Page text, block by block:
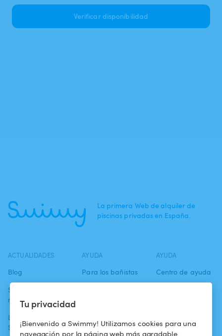
Tu privacidad
¡Bienvenido a Swimmy! Utilizamos cookies para una
navegación por la página web más agradable.
Verificar disponibilidad
La primera Web de alquiler de
piscinas privadas en España.
ACTUALIDADES
Blog
Swimmy en los
medios
La aventura
Swimmy
AYUDA
Para los bañistas
piscina
AYUDA
Centro de ayuda
confidencialidad